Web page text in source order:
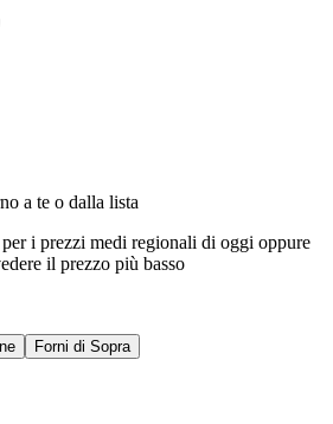
a te o dalla lista
i prezzi medi regionali di oggi oppure
il prezzo più basso
Forni di Sopra